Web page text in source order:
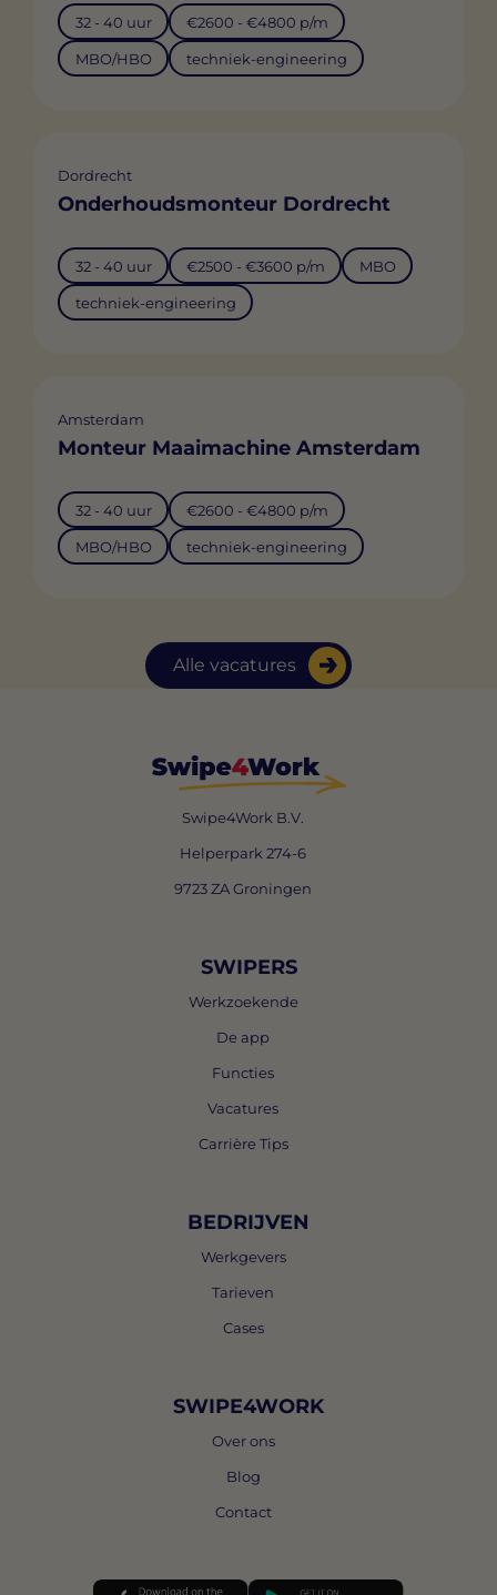
Alle vacatures
32 - 40 uur €2600 - €4800 p/m
MBO/HBO techniek-engineering
Dordrecht
Onderhoudsmonteur Dordrecht
32 - 40 uur €2500 - €3600 p/m MBO
techniek-engineering
Amsterdam
Monteur Maaimachine Amsterdam
32 - 40 uur €2600 - €4800 p/m
MBO/HBO techniek-engineering
Swipe4Work B.V.
Helperpark 274-6
9723 ZA Groningen
SWIPERS
Werkzoekende
De app
Functies
Vacatures
Carrière Tips
BEDRIJVEN
Werkgevers
Tarieven
Cases
SWIPE4WORK
Over ons
Blog
Contact